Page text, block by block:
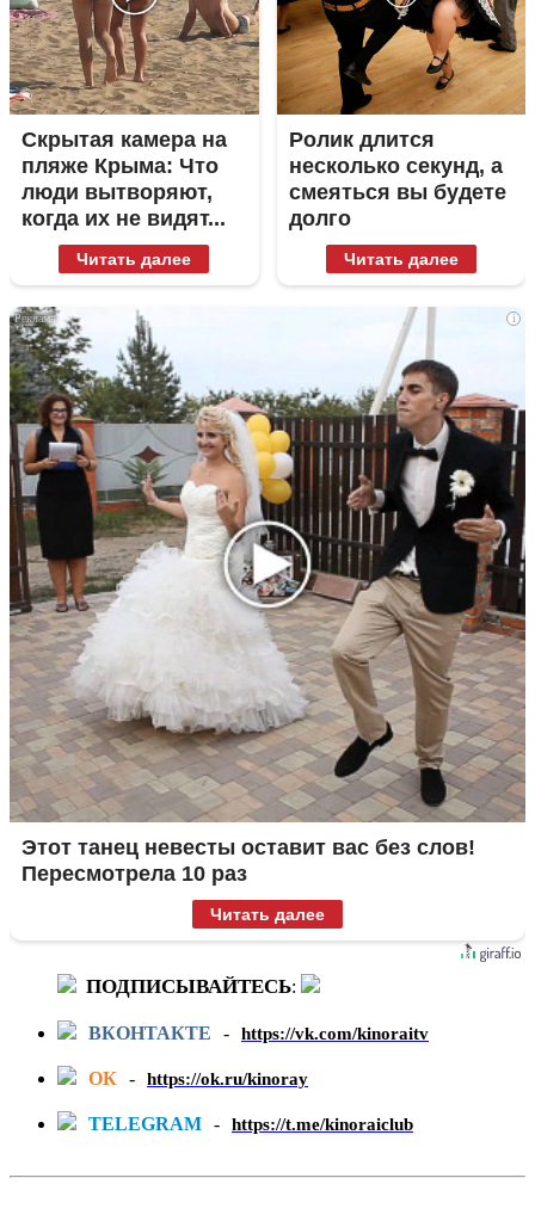
Скрытая камера на
пляже Крыма: Что
люди вытворяют,
когда их не видят...
Читать далее
Ролик длится
несколько секунд, а
смеяться вы будете
долго
Читать далее
i
Этот танец невесты оставит вас без слов!
Пересмотрела 10 раз
Читать далее
ПОДПИСЫВАЙТЕСЬ:
ВКОНТАКТЕ - https://vk.com/kinoraitv
ОК - https://ok.ru/kinoray
TELEGRAM - https://t.me/kinoraiclub